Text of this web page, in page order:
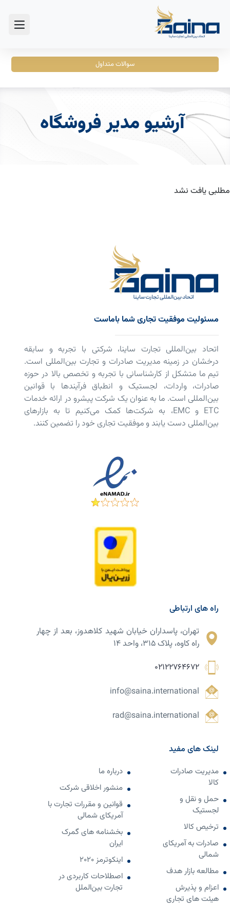
سوالات متداول
آرشیو مدیر فروشگاه
مطلبی یافت نشد
مسئولیت موفقیت تجاری شما باماست
اتحاد بین‌المللی تجارت ساینا، شرکتی با تجربه و سابقه
درخشان در زمینه مدیریت صادرات و تجارت بین‌المللی است.
تیم ما متشکل از کارشناسانی با تجربه و تخصص بالا در حوزه
صادرات، واردات، لجستیک و انطباق فرآیندها با قوانین
بین‌المللی است. ما به عنوان یک شرکت پیشرو در ارائه خدمات
ETC و EMC، به شرکت‌ها کمک می‌کنیم تا به بازارهای
بین‌المللی دست یابند و موفقیت تجاری خود را تضمین کنند.
راه های ارتباطی
تهران، پاسداران خیابان شهید کلاهدوز، بعد از چهار
راه کاوه، پلاک ۳۱۵، واحد ۱۴
02122764672
info@saina.international
rad@saina.international
لینک های مفید
مدیریت صادرات
کالا
حمل و نقل و
لجستیک
ترخیص کالا
صادرات به آمریکای
شمالی
مطالعه بازار هدف
اعزام و پذیرش
هیئت های تجاری
درباره ما
منشور اخلاقی شرکت
قوانین و مقررات تجارت با
آمریکای شمالی
بخشنامه های گمرک
ایران
اینکوترمز 2020
اصطلاحات کاربردی در
تجارت بین‌الملل